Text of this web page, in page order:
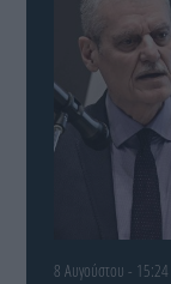
8 Αυγούστου - 15:24